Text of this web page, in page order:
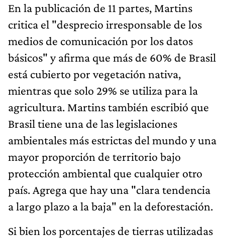
En la publicación de 11 partes, Martins
critica el "desprecio irresponsable de los
medios de comunicación por los datos
básicos" y afirma que más de 60% de Brasil
está cubierto por vegetación nativa,
mientras que solo 29% se utiliza para la
agricultura. Martins también escribió que
Brasil tiene una de las legislaciones
ambientales más estrictas del mundo y una
mayor proporción de territorio bajo
protección ambiental que cualquier otro
país. Agrega que hay una "clara tendencia
a largo plazo a la baja" en la deforestación.
Si bien los porcentajes de tierras utilizadas